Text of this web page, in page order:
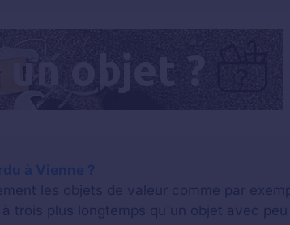
à Vienne ?
les objets de valeur comme par
trois plus longtemps qu'un objet avec